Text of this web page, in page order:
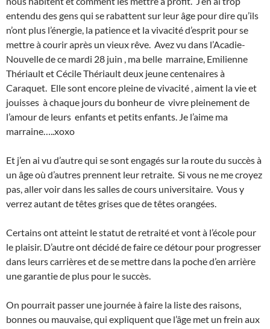
entendu des gens qui se rabattent sur leur âge pour dire qu’ils
n’ont plus l’énergie, la patience et la vivacité d’esprit pour se
mettre à courir après un vieux rêve. Avez vu dans l’Acadie-
Nouvelle de ce mardi 28 juin , ma belle marraine, Emilienne
Thériault et Cécile Thériault deux jeune centenaires à
Caraquet. Elle sont encore pleine de vivacité , aiment la vie et
jouisses à chaque jours du bonheur de vivre pleinement de
l’amour de leurs enfants et petits enfants. Je l’aime ma
marraine…..xoxo
Et j’en ai vu d’autre qui se sont engagés sur la route du succès à
un âge où d’autres prennent leur retraite. Si vous ne me croyez
pas, aller voir dans les salles de cours universitaire. Vous y
verrez autant de têtes grises que de têtes orangées.
Certains ont atteint le statut de retraité et vont à l’école pour
le plaisir. D’autre ont décidé de faire ce détour pour progresser
dans leurs carrières et de se mettre dans la poche d’en arrière
une garantie de plus pour le succès.
On pourrait passer une journée à faire la liste des raisons,
bonnes ou mauvaise, qui expliquent que l’âge met un frein aux